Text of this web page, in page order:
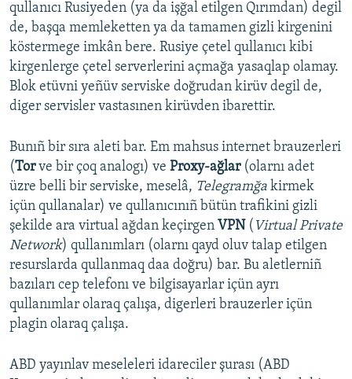
qullanıcı Rusiyeden (ya da işğal etilgen Qırımdan) degil
de, başqa memleketten ya da tamamen gizli kirgenini
köstermege imkân bere. Rusiye çetel qullanıcı kibi
kirgenlerge çetel serverlerini açmağa yasaqlap olamay.
Blok etüvni yeñüv serviske doğrudan kirüv degil de,
diger servisler vastasınen kirüvden ibarettir.
Bunıñ bir sıra aleti bar. Em mahsus internet brauzerleri
(Torve bir çoq analogı) ve Proxy-ağlar (olarnı adet
üzre belli bir serviske, meselâ, Telegramğa kirmek
içün qullanalar) ve qullanıcınıñ bütün trafikini gizli
şekilde ara virtual ağdan keçirgen VPN ( Virtual Private
Network) qullanımları (olarnı qayd oluv talap etilgen
resurslarda qullanmaq daa doğru) bar. Bu aletlerniñ
bazıları cep telefonı ve bilgisayarlar içün ayrı
qullanımlar olaraq çalışa, digerleri brauzerler içün
plagin olaraq çalışa.
ABD yayınlav meseleleri idareciler şurası (ABD